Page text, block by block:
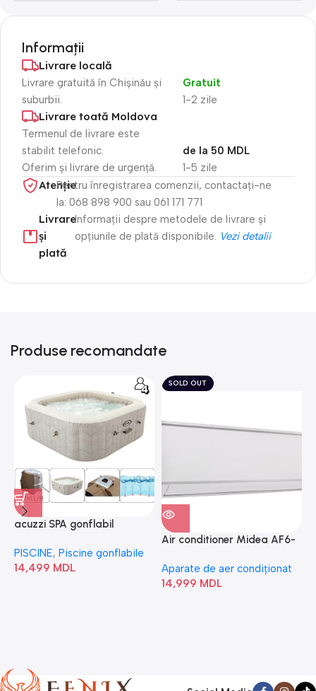
Informații
Livrare locală
Livrare gratuită în Chișinău și
suburbii.
1-2 zile
Gratuit
Livrare toată Moldova
Termenul de livrare este
stabilit telefonic.
Oferim și livrare de urgență.
1-5 zile
de la 50 MDL
Atenție​Pentru înregistrarea comenzii, contactați-ne
la: 068 898 900 sau 061 171 771
Livrare
și
plată
Informații despre metodele de livrare și
opțiunile de plată disponibile. Vezi detalii
Produse recomandate
acuzzi SPA gonflabil
Bubble” 28446
PISCINE, Piscine gonflabile
14,499 MDL
SOLD OUT
Air conditioner Midea AF6-
Aparate de aer condiționat
14,999 MDL